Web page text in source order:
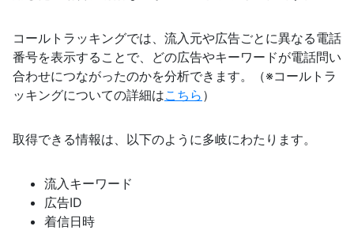
コールトラッキングでは、流入元や広告ごとに異なる電話
番号を表示することで、どの広告やキーワードが電話問い
合わせにつながったのかを分析できます。（※コールトラ
ッキングについての詳細はこちら ）
取得できる情報は、以下のように多岐にわたります。
流入キーワード
広告ID
着信日時